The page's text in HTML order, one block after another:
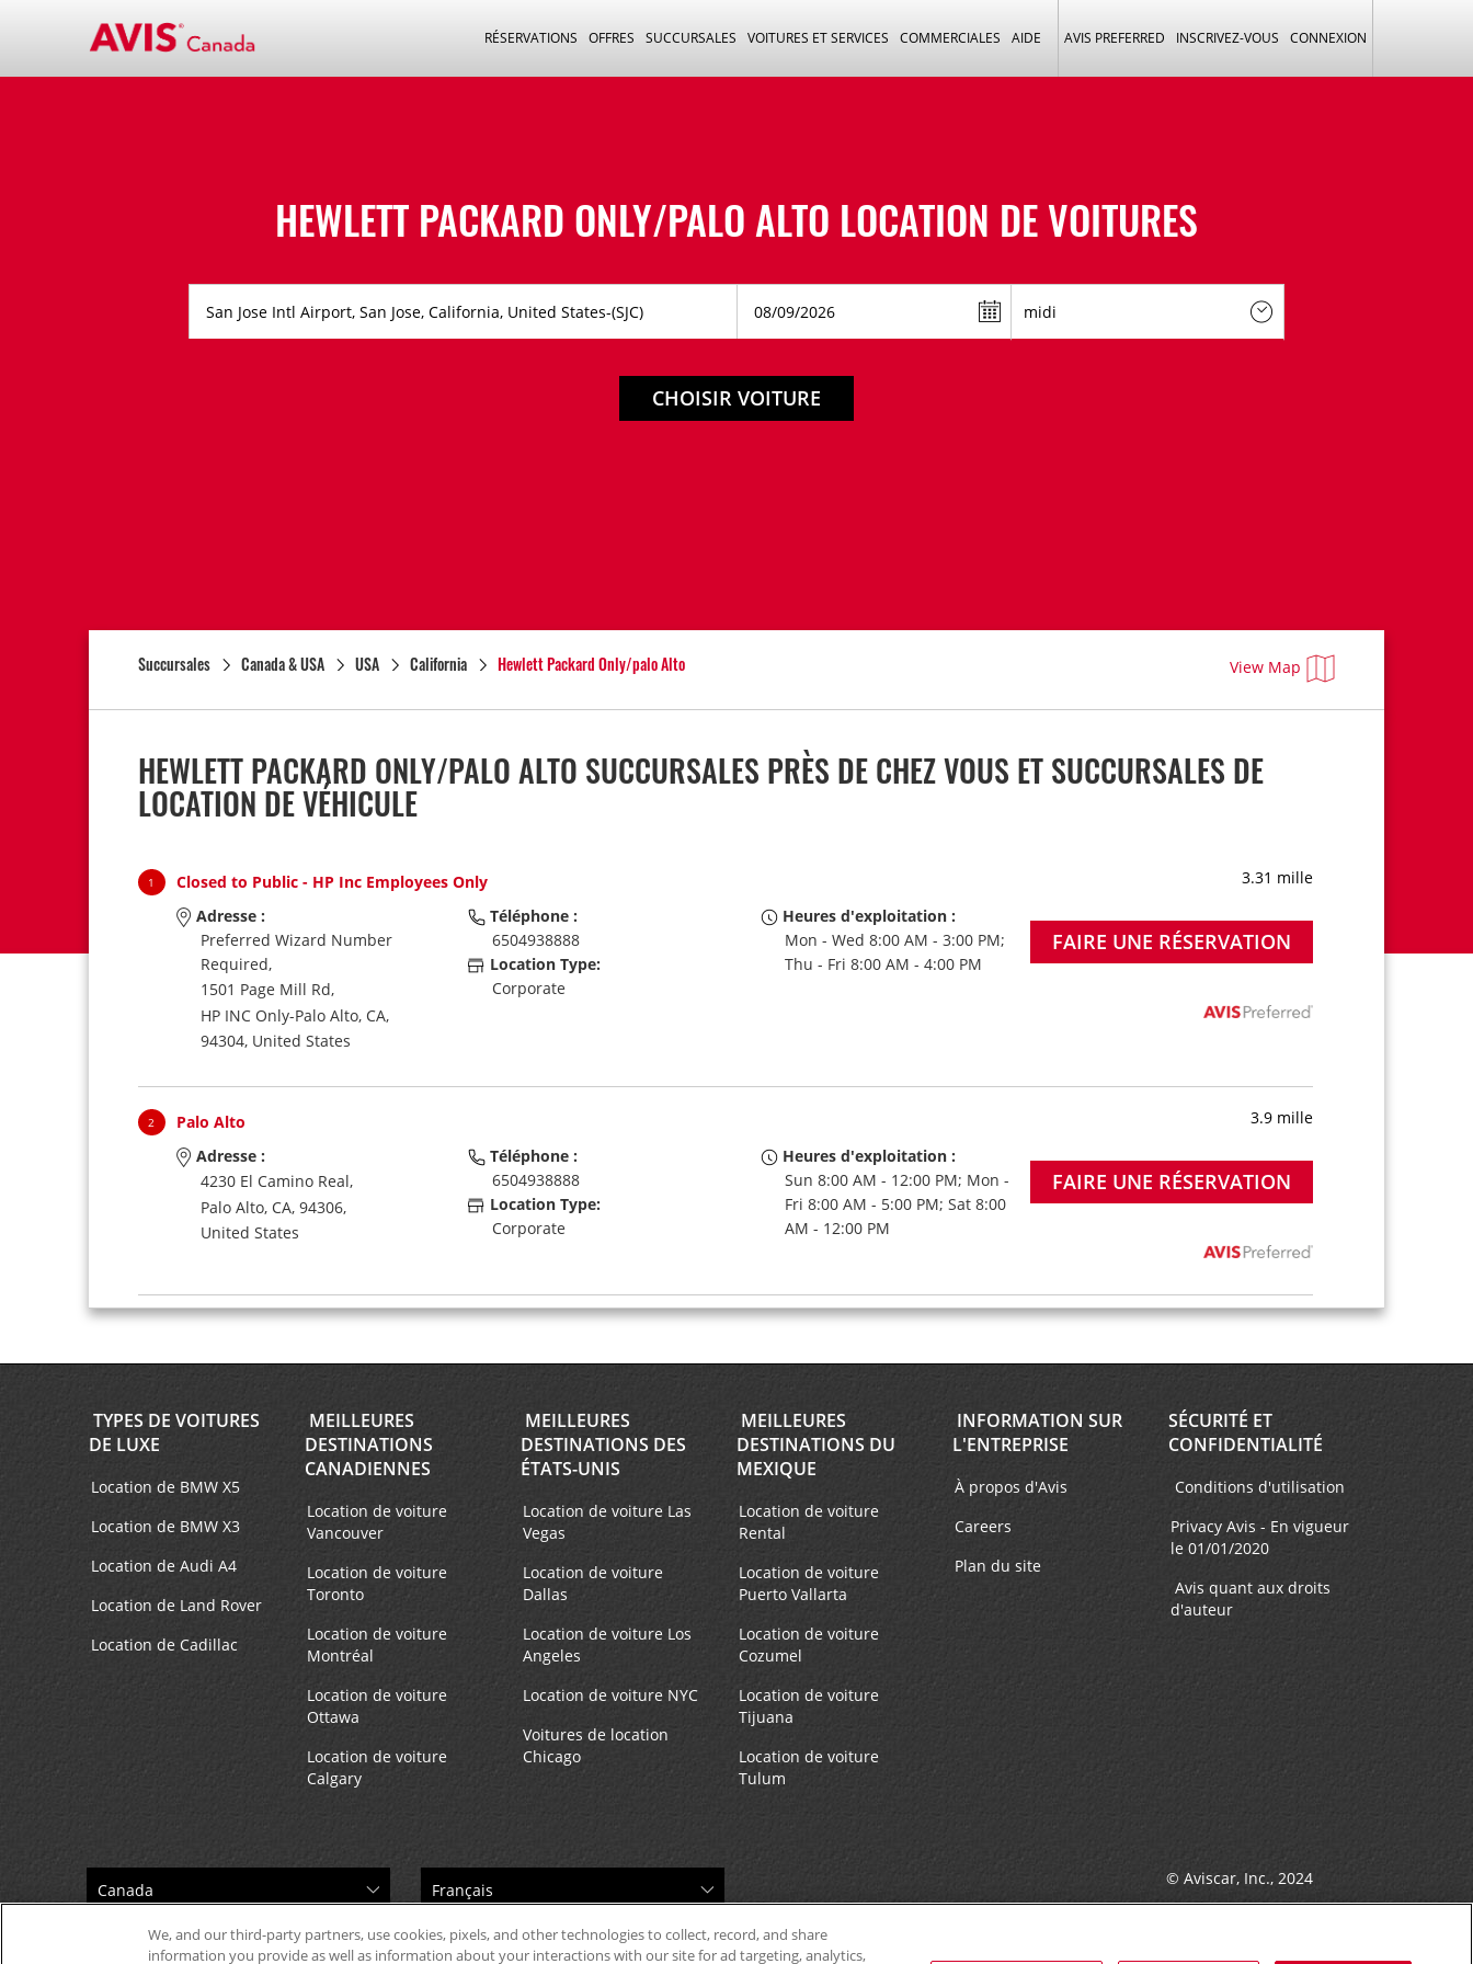
RÉSERVATIONS OFFRES SUCCURSALES VOITURES ET SERVICES COMMERCIALES AIDE AVIS PREFERRED INSCRIVEZ-VOUS CONNEXION
HEWLETT PACKARD ONLY/PALO ALTO LOCATION DE VOITURES
CHOISIR VOITURE
Succursales Canada & USA USA California Hewlett Packard Only/palo Alto View Map
HEWLETT PACKARD ONLY/PALO ALTO SUCCURSALES PRÈS DE CHEZ VOUS ET SUCCURSALES DE
LOCATION DE VÉHICULE
1 Closed to Public - HP Inc Employees Only
3.31 mille
Adresse :
Preferred Wizard Number
Required,
1501 Page Mill Rd,
HP INC Only-Palo Alto, CA,
94304, United States
Téléphone :
6504938888
Location Type:
Corporate
Heures d'exploitation :
Mon - Wed 8:00 AM - 3:00 PM;
Thu - Fri 8:00 AM - 4:00 PM
FAIRE UNE RÉSERVATION
2 Palo Alto
3.9 mille
Adresse :
4230 El Camino Real,
Palo Alto, CA, 94306,
United States
Téléphone :
6504938888
Location Type:
Corporate
Heures d'exploitation :
Sun 8:00 AM - 12:00 PM; Mon -
Fri 8:00 AM - 5:00 PM; Sat 8:00
AM - 12:00 PM
FAIRE UNE RÉSERVATION
5.3 mille
Adresse :
Mountain View, CA, 94043,
Téléphone :
Location Type:
Corporate
Heures d'exploitation :
Fri 8:00 AM - 5:00 PM; Sat 8:00
AM - 12:00 PM
El Mercado Shopping Center
10.83 mille
Adresse :
1501 El Camino Real - Ste 201,
Belmont,
CA,
94002,
United States
Téléphone :
(1) 650-594-2847
Corporate
Heures d'exploitation :
Sun 9:00 AM - 1:00 PM; Mon -
AM - 1:00 PM
FAIRE UNE RÉSERVATION
Closed to Public - HPE Employees Only
United States
Heures d'exploitation :
TYPES DE VOITURES
DE LUXE
Location de BMW X5
Location de BMW X3
Location de Audi A4
Location de Land Rover
Location de Cadillac
MEILLEURES
DESTINATIONS
CANADIENNES
Location de voiture
Vancouver
Location de voiture
Toronto
Location de voiture
Montréal
Location de voiture
Ottawa
Location de voiture
Calgary
MEILLEURES
DESTINATIONS DES
ÉTATS-UNIS
Location de voiture Las
Vegas
Location de voiture
Dallas
Location de voiture Los
Angeles
Location de voiture NYC
Voitures de location
Chicago
MEILLEURES
DESTINATIONS DU
MEXIQUE
Location de voiture
Rental
Location de voiture
Puerto Vallarta
Location de voiture
Cozumel
Location de voiture
Tijuana
Location de voiture
Tulum
INFORMATION SUR
L'ENTREPRISE
À propos d'Avis
Careers
Plan du site
SÉCURITÉ ET
CONFIDENTIALITÉ
Conditions d'utilisation
Privacy Avis - En vigueur
le 01/01/2020
Avis quant aux droits
d'auteur
© Aviscar, Inc., 2024
We, and our third-party partners, use cookies, pixels, and other technologies to collect, record, and share
information you provide as well as information about your interactions with our site for ad targeting, analytics,